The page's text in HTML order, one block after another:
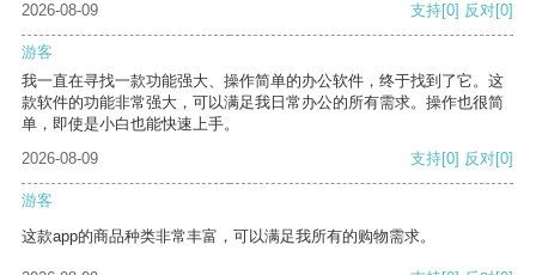
2026-08-09
支持[0] 反对[0]
游客
我一直在寻找一款功能强大、操作简单的办公软件，终于找到了它。这
款软件的功能非常强大，可以满足我日常办公的所有需求。操作也很简
单，即使是小白也能快速上手。
2026-08-09
支持[0] 反对[0]
游客
这款app的商品种类非常丰富，可以满足我所有的购物需求。